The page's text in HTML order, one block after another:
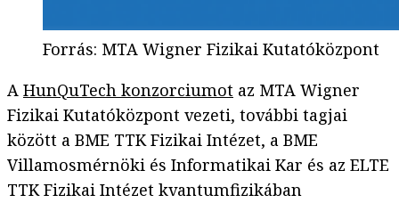
Forrás: MTA Wigner Fizikai Kutatóközpont
A HunQuTech konzorciumot az MTA Wigner
Fizikai Kutatóközpont vezeti, további tagjai
között a BME TTK Fizikai Intézet, a BME
Villamosmérnöki és Informatikai Kar és az ELTE
TTK Fizikai Intézet kvantumfizikában